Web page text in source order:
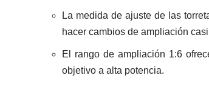
La medida de ajuste de las
hacer cambios de ampliación
El rango de ampliación 1:6
objetivo a alta potencia.